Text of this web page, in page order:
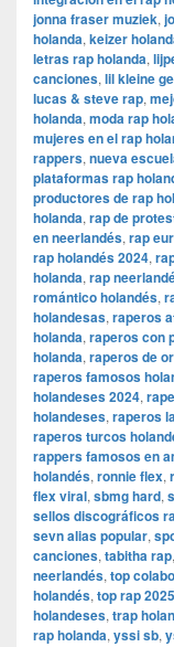
jonna fraser muziek,
holanda, keizer
letras rap holanda,
canciones, lil kleine
lucas & steve rap,
holanda, moda rap
mujeres en el rap
rappers, nueva
plataformas rap
productores de rap
holanda, rap de
en neerlandés, rap
rap holandés 2024,
holanda, rap
romántico holandés,
holandesas, raperos
holanda, raperos con
holanda, raperos de
raperos famosos
holandeses 2024,
holandeses, raperos
raperos turcos
rappers famosos en
holandés, ronnie flex,
flex viral, sbmg hard,
sellos discográficos
sevn alias popular,
canciones, tabitha rap,
neerlandés, top
holandés, top rap
holandeses, trap
rap holanda, yssi sb,